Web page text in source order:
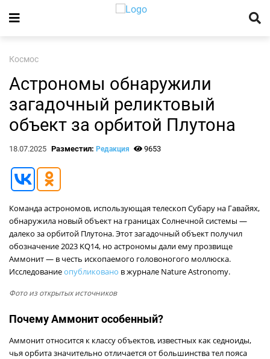
Космос
Астрономы обнаружили
загадочный реликтовый
объект за орбитой Плутона
18.07.2025 Разместил: Редакция 9653
Команда астрономов, использующая телескоп Субару на Гавайях,
обнаружила новый объект на границах Солнечной системы —
далеко за орбитой Плутона. Этот загадочный объект получил
обозначение 2023 KQ14, но астрономы дали ему прозвище
Аммонит — в честь ископаемого головоногого моллюска.
Исследованиеопубликовано в журнале Nature Astronomy.
Фото из открытых источников
Почему Аммонит особенный?
Аммонит относится к классу объектов, известных как седноиды,
чья орбита значительно отличается от большинства тел пояса